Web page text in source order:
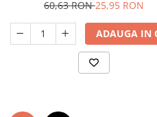
60,63 RON25,95 RON
ADAUGA IN